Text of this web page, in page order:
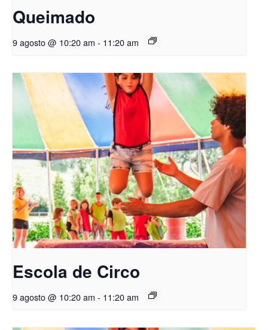
Queimado
9 agosto @ 10:20 am - 11:20 am
Escola de Circo
9 agosto @ 10:20 am - 11:20 am